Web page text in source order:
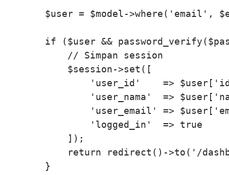
$user = $model->where('email',
if ($user &&
            // Simpan session
            $session->set([
'user_id'    =>
'user_nama'  =>
'user_email' =>
                'logged_in'  => true
            ]);
return redirect()->to('/
        }